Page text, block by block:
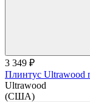
3 349 ₽
Плинтус Ultrawood
Ultrawood
(США)